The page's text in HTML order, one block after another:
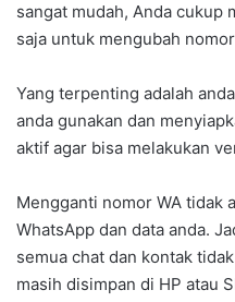
sangat mudah, Anda cukup
saja untuk mengubah
Yang terpenting adalah
anda gunakan dan
aktif agar bisa melakukan
Mengganti nomor WA tidak
WhatsApp dan data anda.
semua chat dan kontak
masih disimpan di HP atau